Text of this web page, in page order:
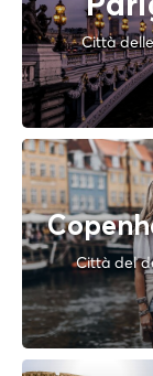
Città
Città del